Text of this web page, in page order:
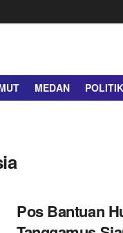
MEDAN POLITIK
Pos Bantuan